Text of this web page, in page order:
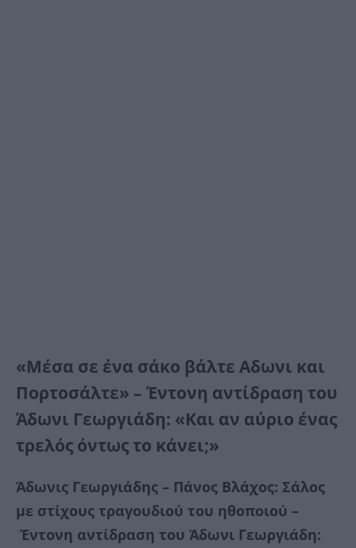
«Μέσα σε ένα σάκο βάλτε Αδωνι και
Πορτοσάλτε» – Έντονη αντίδραση του
Άδωνι Γεωργιάδη: «Και αν αύριο ένας
τρελός όντως το κάνει;»
Άδωνις Γεωργιάδης – Πάνος Βλάχος: Σάλος
με στίχους τραγουδιού του ηθοποιού –
Έντονη αντίδραση του Άδωνι Γεωργιάδη: